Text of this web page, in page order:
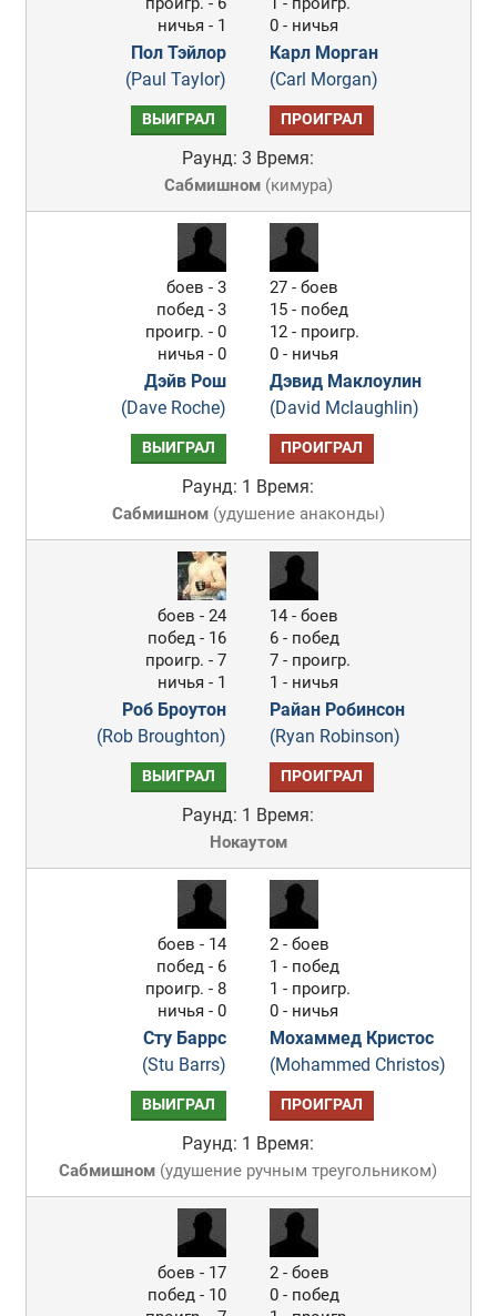
ничья - 1
Пол Тэйлор
(Paul Taylor)
0 - ничья
Карл Морган
(Carl Morgan)
ВЫИГРАЛ ПРОИГРАЛ
Раунд: 3 Время:
Сабмишном(кимура)
боев - 3
побед - 3
проигр. - 0
ничья - 0
Дэйв Рош
(Dave Roche)
27 - боев
15 - побед
12 - проигр.
0 - ничья
Дэвид Маклоулин
(David Mclaughlin)
ВЫИГРАЛ ПРОИГРАЛ
Раунд: 1 Время:
Сабмишном(удушение анаконды)
боев - 24
побед - 16
проигр. - 7
ничья - 1
Роб Броутон
(Rob Broughton)
14 - боев
6 - побед
7 - проигр.
1 - ничья
Райан Робинсон
(Ryan Robinson)
ВЫИГРАЛ ПРОИГРАЛ
Раунд: 1 Время:
Нокаутом
боев - 14
побед - 6
проигр. - 8
ничья - 0
Сту Баррс
(Stu Barrs)
2 - боев
1 - побед
1 - проигр.
0 - ничья
Мохаммед Кристос
(Mohammed Christos)
ВЫИГРАЛ ПРОИГРАЛ
Раунд: 1 Время:
Сабмишном (удушение ручным треугольником)
боев - 17
побед - 10
2 - боев
0 - побед